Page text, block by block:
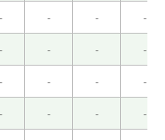
！( 男性 )
次见吧！
- - - -
- - - -
- - - -
- - - -